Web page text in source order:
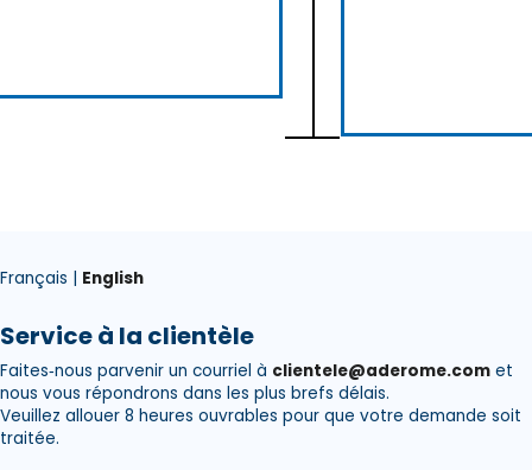
Français | English
Service à la clientèle
Faites‑nous parvenir un courriel à clientele@aderome.com et
nous vous répondrons dans les plus brefs délais.
Veuillez allouer 8 heures ouvrables pour que votre demande soit
traitée.